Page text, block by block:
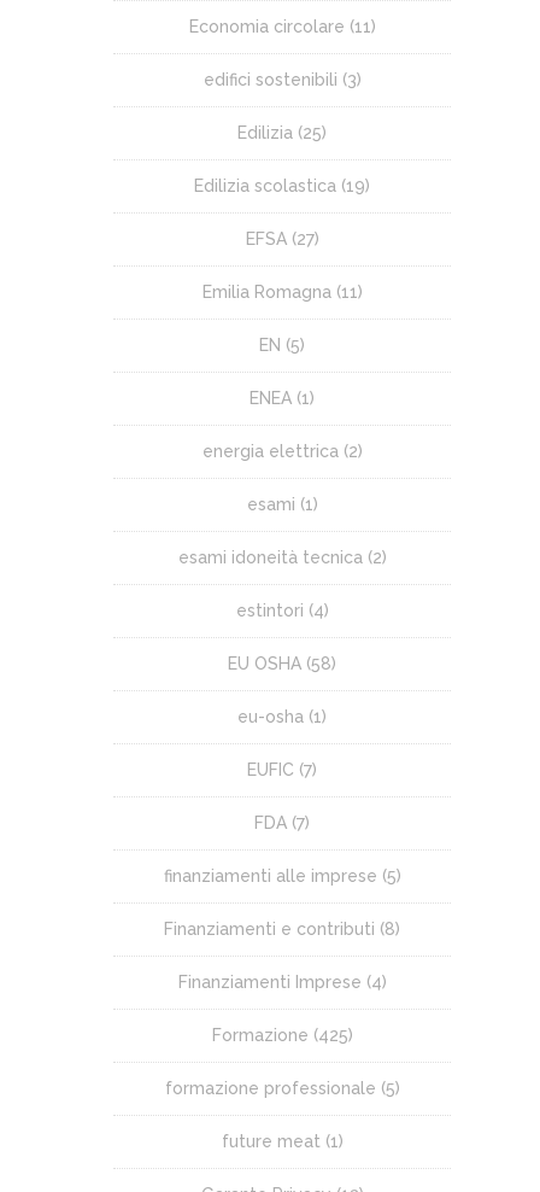
Economia circolare (11)
edifici sostenibili (3)
Edilizia (25)
Edilizia scolastica (19)
EFSA(27)
Emilia Romagna (11)
EN (5)
ENEA (1)
energia elettrica (2)
esami (1)
esami idoneità tecnica (2)
estintori (4)
EU OSHA (58)
eu-osha (1)
EUFIC (7)
FDA (7)
finanziamenti alle imprese (5)
Finanziamenti e contributi (8)
Finanziamenti Imprese (4)
Formazione (425)
formazione professionale (5)
future meat (1)